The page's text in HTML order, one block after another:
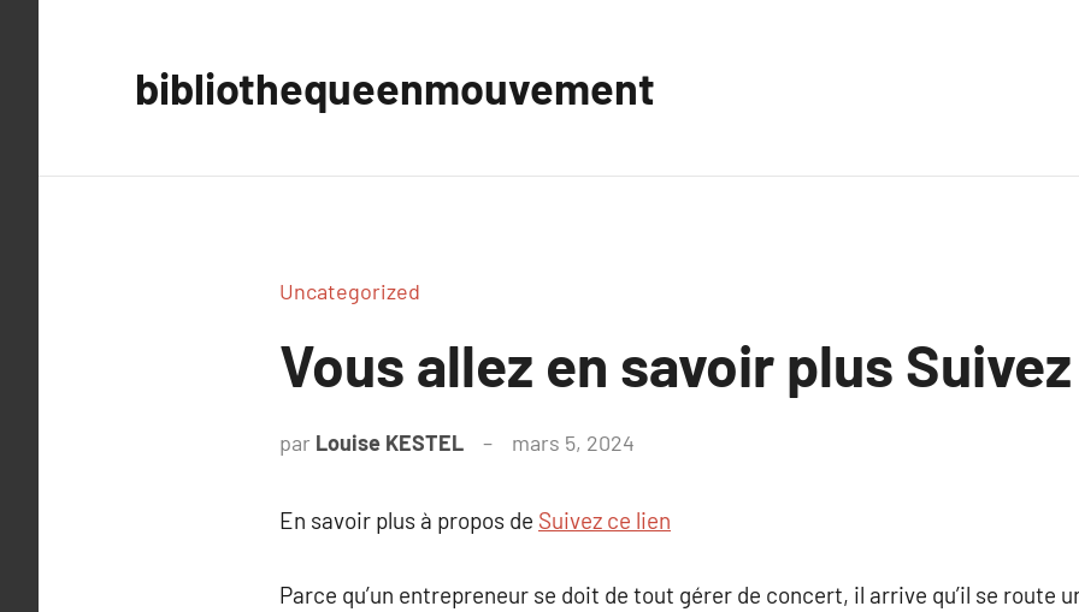
bibliothequeenmouvement
Uncategorized
Vous allez en savoir plus
par Louise KESTEL mars 5, 2024
En savoir plus à propos de Suivez ce lien
Parce qu’un entrepreneur se doit de tout gérer de concert, il arrive qu’il se route